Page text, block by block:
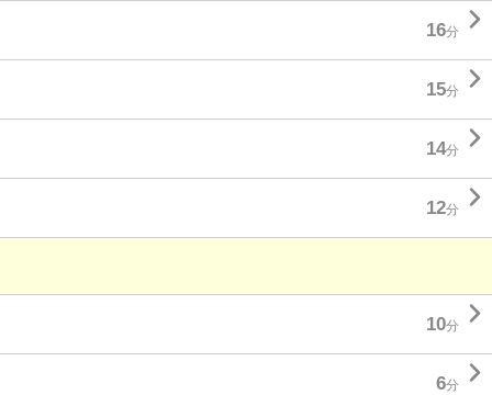
16分 
15分 
14分 
12分 
10分 
6分 